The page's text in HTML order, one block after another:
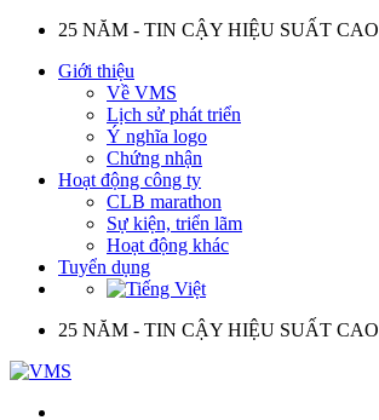
Skip
content
25 NĂM - TIN CẬY HIỆU SUẤT CAO
Giới thiệu
Về VMS
Lịch sử phát triển
Ý nghĩa logo
Chứng nhận
Hoạt động công ty
CLB marathon
Sự kiện, triển lãm
Hoạt động khác
Tuyển dụng
25 NĂM - TIN CẬY HIỆU SUẤT CAO